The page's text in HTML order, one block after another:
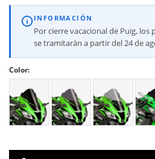
INFORMACIÓN
Por cierre vacacional de Puig,
se tramitarán a partir del 24 de
Color: